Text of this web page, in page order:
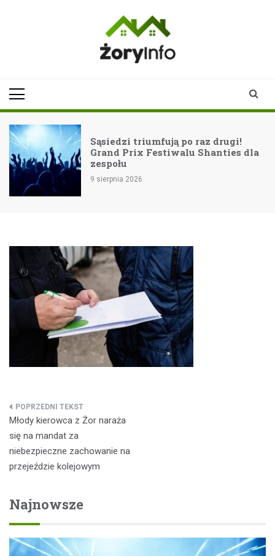
Sąsiedzi triumfują po raz drugi!
Grand Prix Festiwalu Shanties dla
zespołu
9 sierpnia 2026
Nawigacja
wpisu
Młody kierowca z Żor naraża
się na mandat za
niebezpieczne zachowanie na
przejeździe kolejowym
Najnowsze